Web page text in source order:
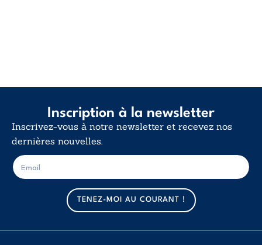
Inscription à la newsletter
Inscrivez-vous à notre newsletter et recevez nos
dernières nouvelles.
m
a
i
l
E
-
m
TENEZ-MOI AU COURANT !